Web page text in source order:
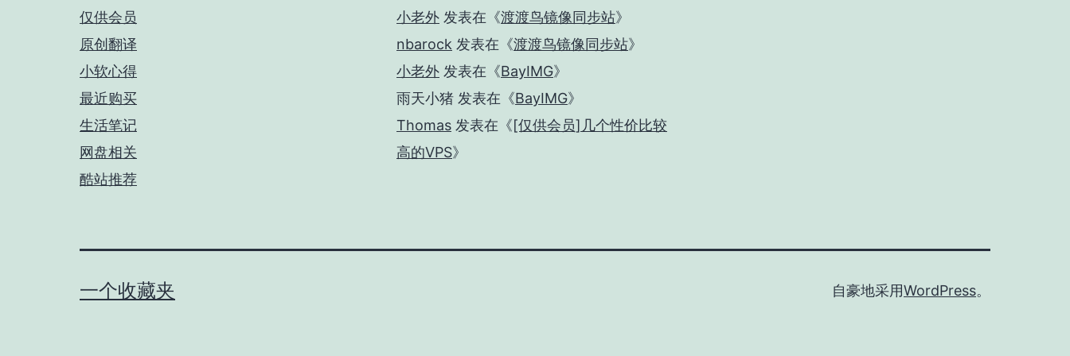
仅供会员
原创翻译
小软心得
最近购买
生活笔记
网盘相关
酷站推荐
小老外 发表在《渡渡鸟镜像同步站》
nbarock 发表在《渡渡鸟镜像同步站》
小老外 发表在《BayIMG》
雨天小猪 发表在《BayIMG》
Thomas 发表在《[仅供会员]几个性价比较
高的VPS》
一个收藏夹 自豪地采用WordPress。